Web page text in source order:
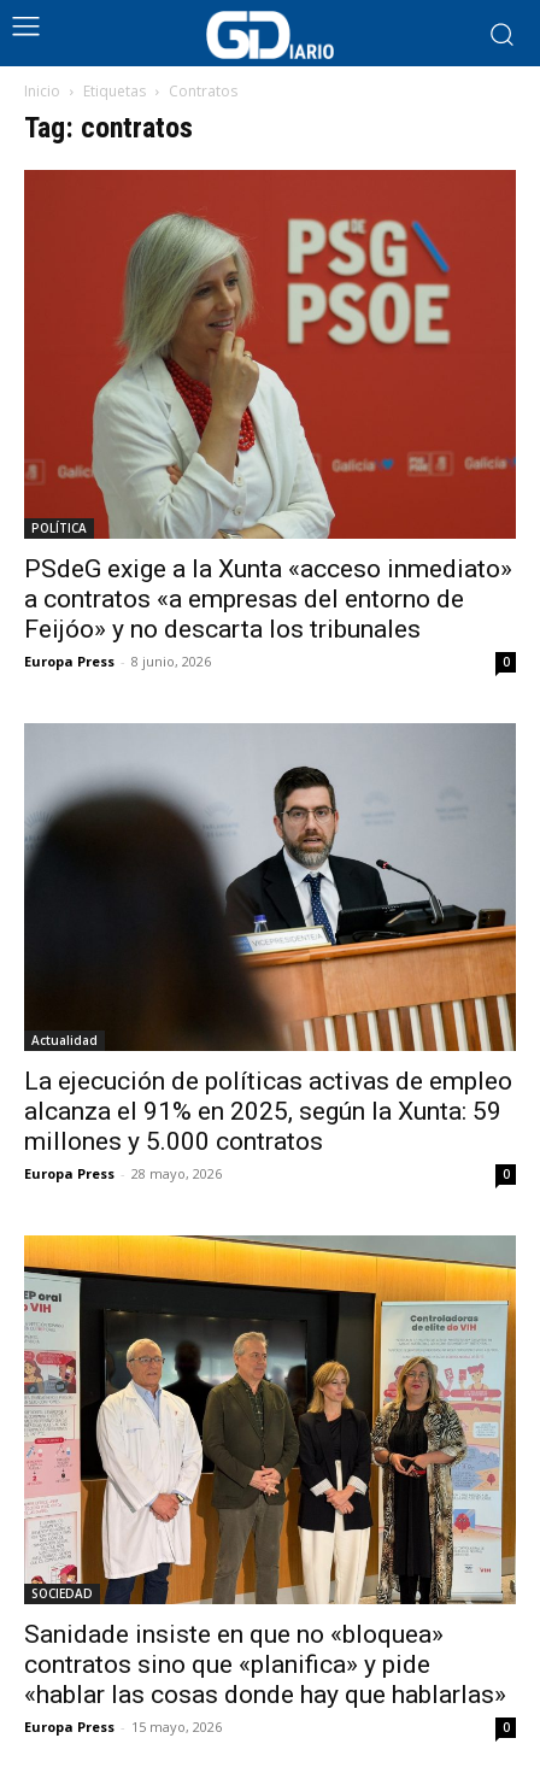
Inicio Etiquetas Contratos
Tag: contratos
POLÍTICA
PSdeG exige a la Xunta «acceso inmediato»
a contratos «a empresas del entorno de
Feijóo» y no descarta los tribunales
Europa Press - 8 junio, 2026 0
Actualidad
La ejecución de políticas activas de empleo
alcanza el 91% en 2025, según la Xunta: 59
millones y 5.000 contratos
Europa Press - 28 mayo, 2026 0
SOCIEDAD
Sanidade insiste en que no «bloquea»
contratos sino que «planifica» y pide
«hablar las cosas donde hay que hablarlas»
Europa Press - 15 mayo, 2026 0